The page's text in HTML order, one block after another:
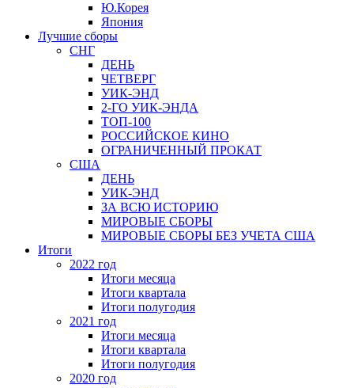
Ю.Корея
Япония
Лучшие сборы
СНГ
ДЕНЬ
ЧЕТВЕРГ
УИК-ЭНД
2-ГО УИК-ЭНДА
ТОП-100
РОССИЙСКОЕ КИНО
ОГРАНИЧЕННЫЙ ПРОКАТ
США
ДЕНЬ
УИК-ЭНД
ЗА ВСЮ ИСТОРИЮ
МИРОВЫЕ СБОРЫ
МИРОВЫЕ СБОРЫ БЕЗ УЧЕТА США
Итоги
2022 год
Итоги месяца
Итоги квартала
Итоги полугодия
2021 год
Итоги месяца
Итоги квартала
Итоги полугодия
2020 год